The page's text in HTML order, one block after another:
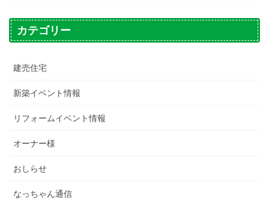
カテゴリー
建売住宅
新築イベント情報
リフォームイベント情報
オーナー様
おしらせ
なっちゃん通信